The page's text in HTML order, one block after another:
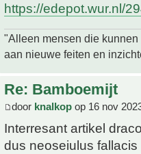
https://edepot.wur.nl/
"Alleen mensen die
aan nieuwe feiten en
Re: Bamboemijt
door knalkop op 16 nov
Interresant artikel
dus neoseiulus